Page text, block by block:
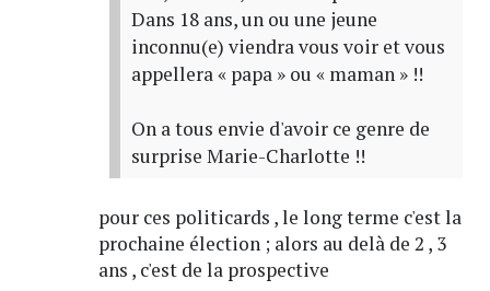
Dans 18 ans, un ou une jeune
inconnu(e) viendra vous voir et vous
appellera « papa » ou « maman » !!
On a tous envie d'avoir ce genre de
surprise Marie-Charlotte !!
pour ces politicards , le long terme c'est la
prochaine élection ; alors au delà de 2 , 3
ans , c'est de la prospective